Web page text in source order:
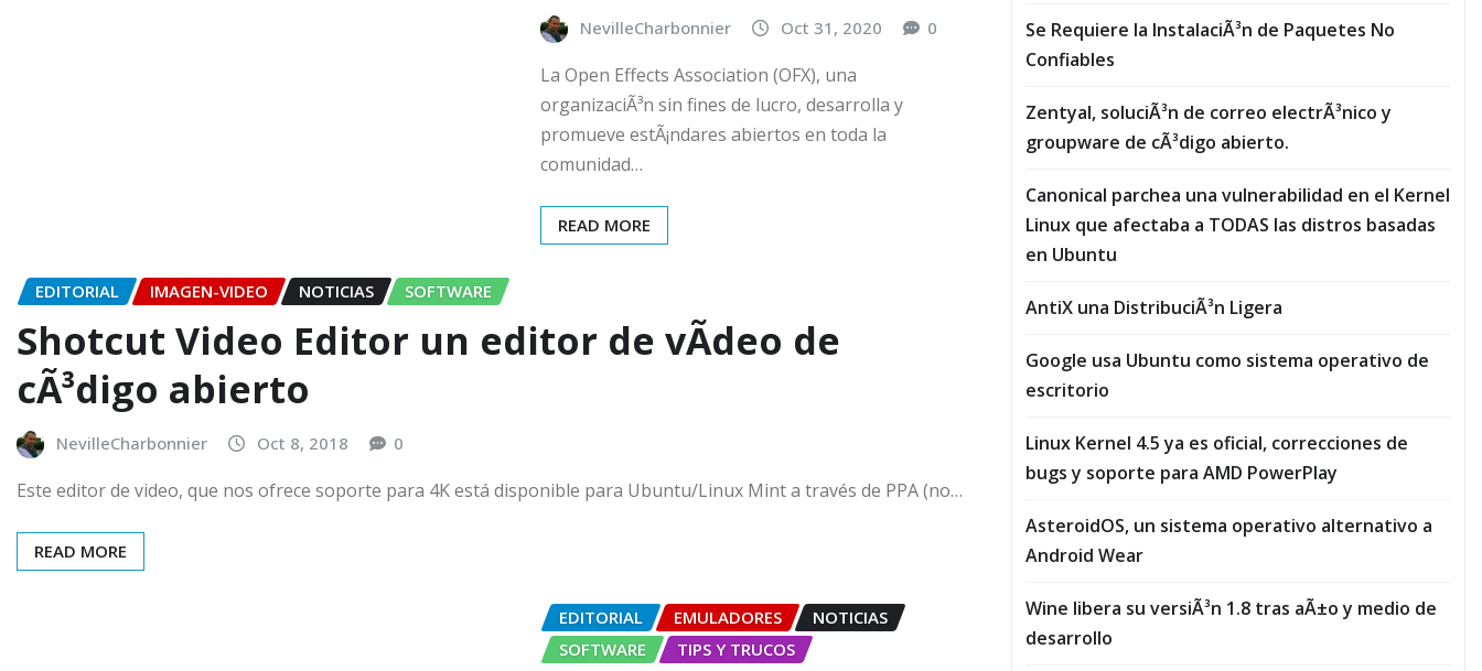
NevilleCharbonnier Oct 31, 2020 0
La Open Effects Association (OFX), una
organizaciÃ³n sin fines de lucro, desarrolla y
promueve estÃ¡ndares abiertos en toda la
comunidad…
READ MORE
EDITORIAL IMAGEN-VIDEO NOTICIAS SOFTWARE
Shotcut Video Editor un editor de vÃ­deo de
cÃ³digo abierto
NevilleCharbonnier Oct 8, 2018 0
Este editor de vi­deo, que nos ofrece soporte para 4K está disponible para Ubuntu/Linux Mint a través de PPA (no…
READ MORE
EDITORIAL EMULADORES
NOTICIAS
SOFTWARE
TIPS Y TRUCOS
Se Requiere la InstalaciÃ³n de Paquetes No
Confiables
Zentyal, soluciÃ³n de correo electrÃ³nico y
groupware de cÃ³digo abierto.
Canonical parchea una vulnerabilidad en el Kernel
Linux que afectaba a TODAS las distros basadas
en Ubuntu
AntiX una DistribuciÃ³n Ligera
Google usa Ubuntu como sistema operativo de
escritorio
Linux Kernel 4.5 ya es oficial, correcciones de
bugs y soporte para AMD PowerPlay
AsteroidOS, un sistema operativo alternativo a
Android Wear
Wine libera su versiÃ³n 1.8 tras aÃ±o y medio de
desarrollo